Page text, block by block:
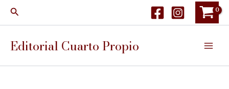
Buscar
Editorial Cuarto Propio